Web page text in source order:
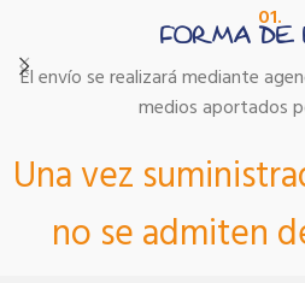
01.
FORMA DE
El envío se realizará mediante
medios aportados
Una vez
no se admiten